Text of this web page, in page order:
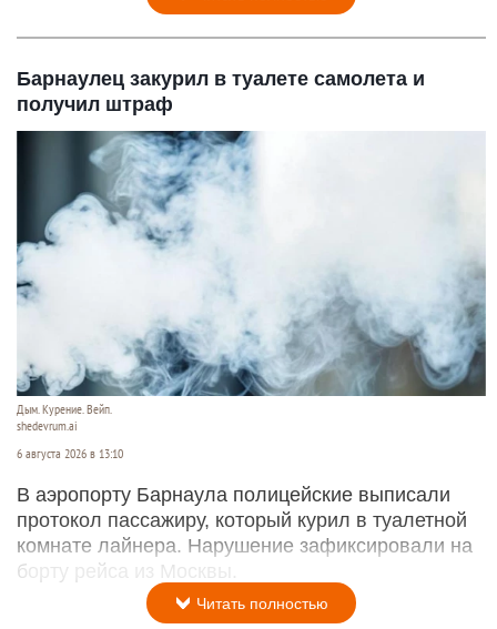
Барнаулец закурил в туалете самолета и
получил штраф
Дым. Курение. Вейп.
shedevrum.ai
6 августа 2026 в 13:10
В аэропорту Барнаула полицейские выписали
протокол пассажиру, который курил в туалетной
комнате лайнера. Нарушение зафиксировали на
борту рейса из Москвы.
Читать полностью